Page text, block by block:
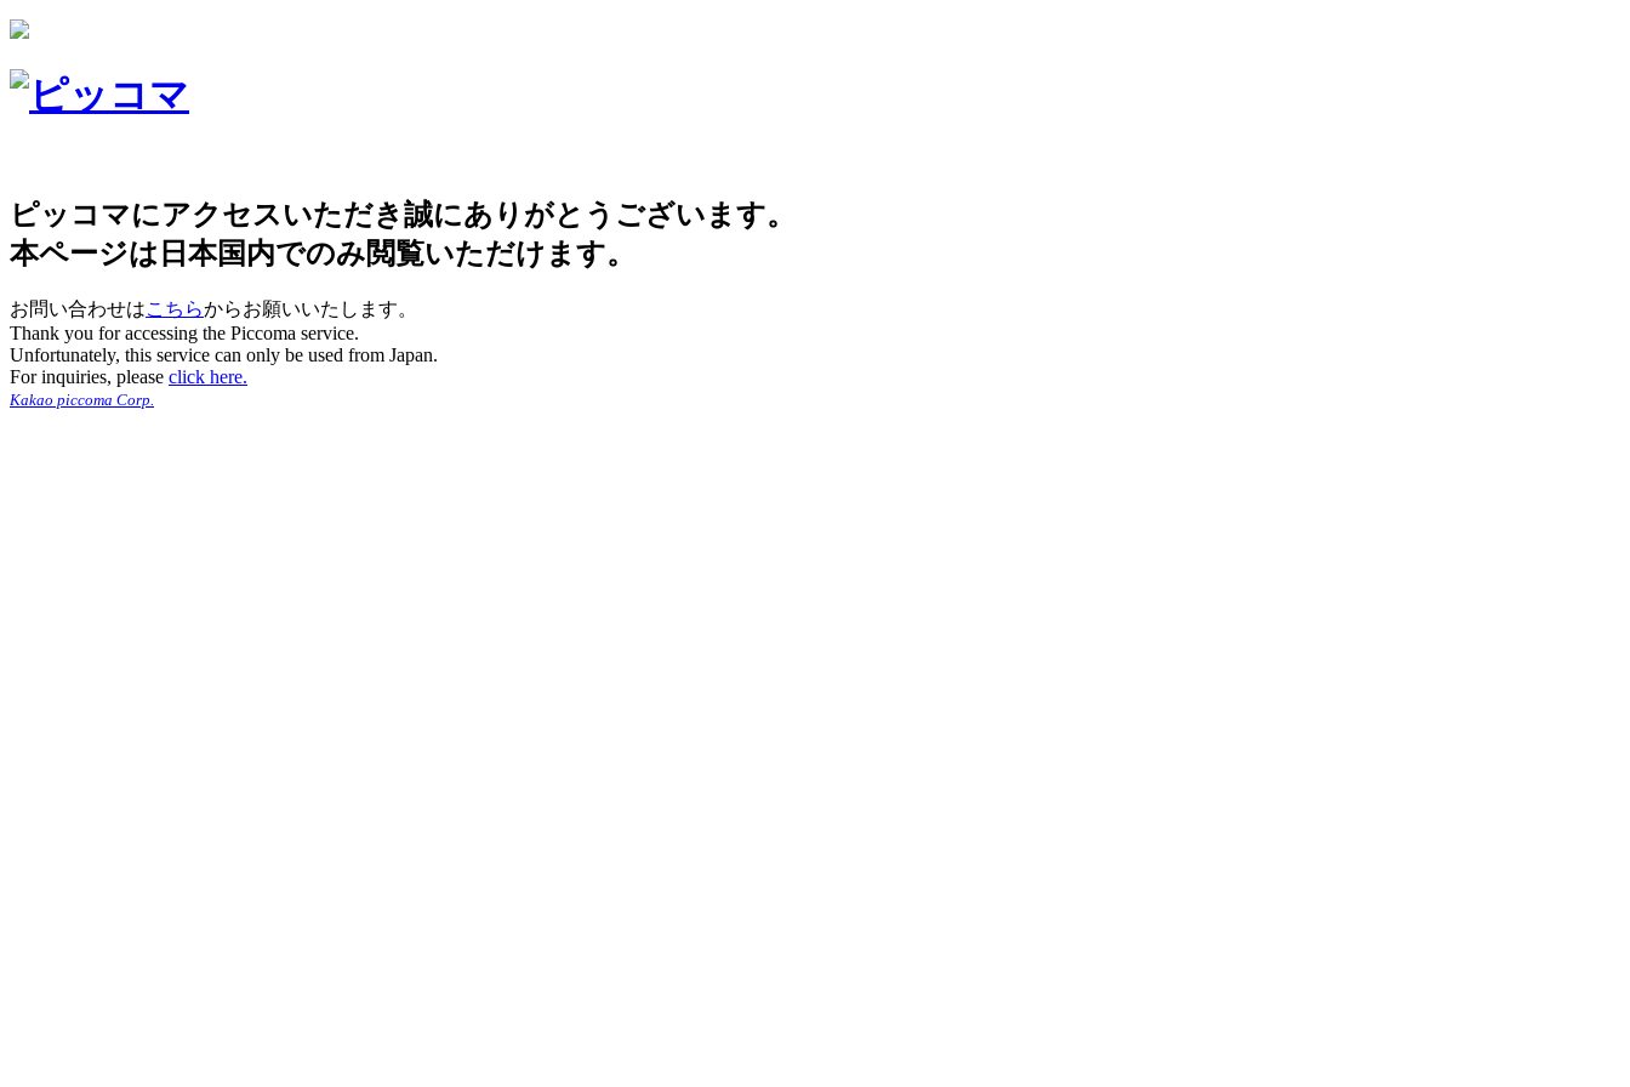
ピッコマにアクセスいただき誠にありがとうございます。
本ページは日本国内でのみ閲覧いただけます。
お問い合わせはこちらからお願いいたします。
Thank you for accessing the Piccoma service.
Unfortunately, this service can only be used from Japan.
For inquiries, please click here.
Kakao piccoma Corp.